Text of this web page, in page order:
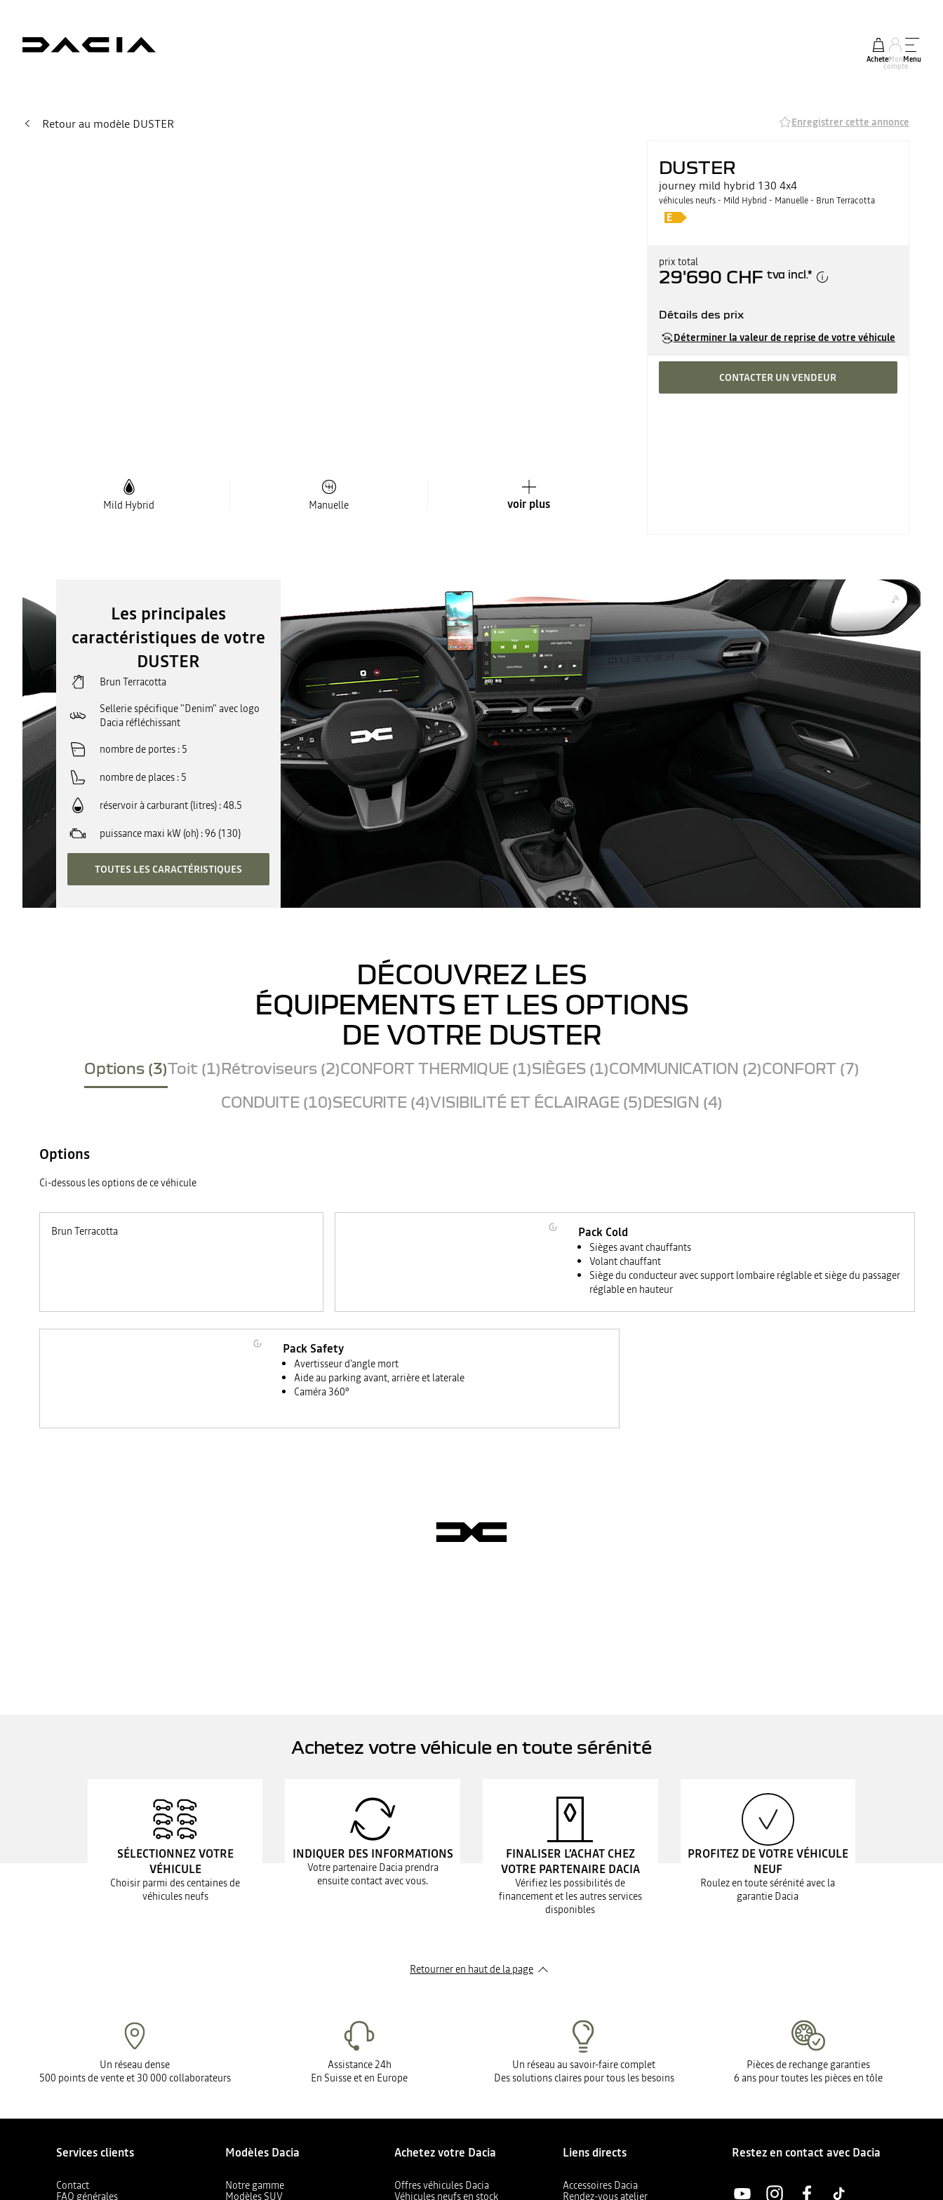
AcheterMon
compte
Menu
Retour au modèle DUSTER Enregistrer cette annonce
Mild Hybrid Manuelle voir plus
DUSTER
journey mild hybrid 130 4x4
véhicules neufs - Mild Hybrid - Manuelle - Brun Terracotta
prix total
29'690 CHF tva incl.*
Détails des prix
Déterminer la valeur de reprise de votre véhicule
CONTACTER UN VENDEUR
Les principales
caractéristiques de votre
DUSTER
Brun Terracotta
Sellerie spécifique "Denim" avec logo
Dacia réfléchissant
nombre de portes 5
nombre de places 5
réservoir à carburant (litres) 48.5
puissance maxi kW (oh) 96 (130)
TOUTES LES CARACTÉRISTIQUES
DÉCOUVREZ LES
ÉQUIPEMENTS ET LES OPTIONS
DE VOTRE DUSTER
Options (3)Toit (1)Rétroviseurs (2)CONFORT THERMIQUE (1)SIÈGES (1)COMMUNICATION (2)CONFORT (7)
CONDUITE (10)SECURITE (4)VISIBILITÉ ET ÉCLAIRAGE (5)DESIGN (4)
Options
Ci-dessous les options de ce véhicule
Brun Terracotta Pack Cold
Sièges avant chauffants
Volant chauffant
Siège du conducteur avec support lombaire réglable et siège du passager
réglable en hauteur
Pack Safety
Avertisseur d'angle mort
Aide au parking avant, arrière et laterale
Caméra 360°
Achetez votre véhicule en toute sérénité
SÉLECTIONNEZ VOTRE
VÉHICULE
Choisir parmi des centaines de
véhicules neufs
INDIQUER DES INFORMATIONS
Votre partenaire Dacia prendra
ensuite contact avec vous.
FINALISER L’ACHAT CHEZ
VOTRE PARTENAIRE DACIA
Vérifiez les possibilités de
financement et les autres services
disponibles
PROFITEZ DE VOTRE VÉHICULE
NEUF
Roulez en toute sérénité avec la
garantie Dacia
Retourner en haut de la page
Un réseau dense
500 points de vente et 30 000 collaborateurs
Assistance 24h
En Suisse et en Europe
Un réseau au savoir-faire complet
Des solutions claires pour tous les besoins
Pièces de rechange garanties
6 ans pour toutes les pièces en tôle
Services clients
Contact
FAQ générales
Modèles Dacia
Notre gamme
Modèles SUV
Achetez votre Dacia
Offres véhicules Dacia
Véhicules neufs en stock
Liens directs
Accessoires Dacia
Rendez-vous atelier
Restez en contact avec Dacia